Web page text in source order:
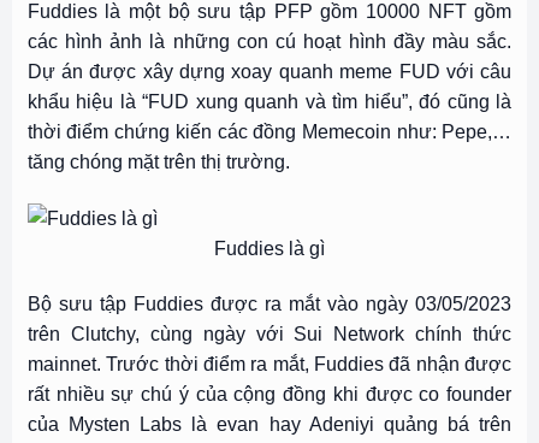
Fuddies là một bộ sưu tập PFP gồm 10000 NFT gồm
các hình ảnh là những con cú hoạt hình đầy màu sắc.
Dự án được xây dựng xoay quanh meme FUD với câu
khẩu hiệu là “FUD xung quanh và tìm hiểu”, đó cũng là
thời điểm chứng kiến các đồng Memecoin như: Pepe,…
tăng chóng mặt trên thị trường.
Fuddies là gì
Bộ sưu tập Fuddies được ra mắt vào ngày 03/05/2023
trên Clutchy, cùng ngày với Sui Network chính thức
mainnet. Trước thời điểm ra mắt, Fuddies đã nhận được
rất nhiều sự chú ý của cộng đồng khi được co founder
của Mysten Labs là evan hay Adeniyi quảng bá trên